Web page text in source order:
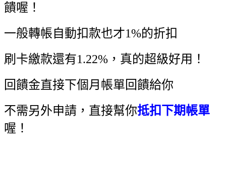
饋喔！
一般轉帳自動扣款也才1%的折扣
刷卡繳款還有1.22%，真的超級好用！
回饋金直接下個月帳單回饋給你
不需另外申請，直接幫你抵扣下期帳單
喔！